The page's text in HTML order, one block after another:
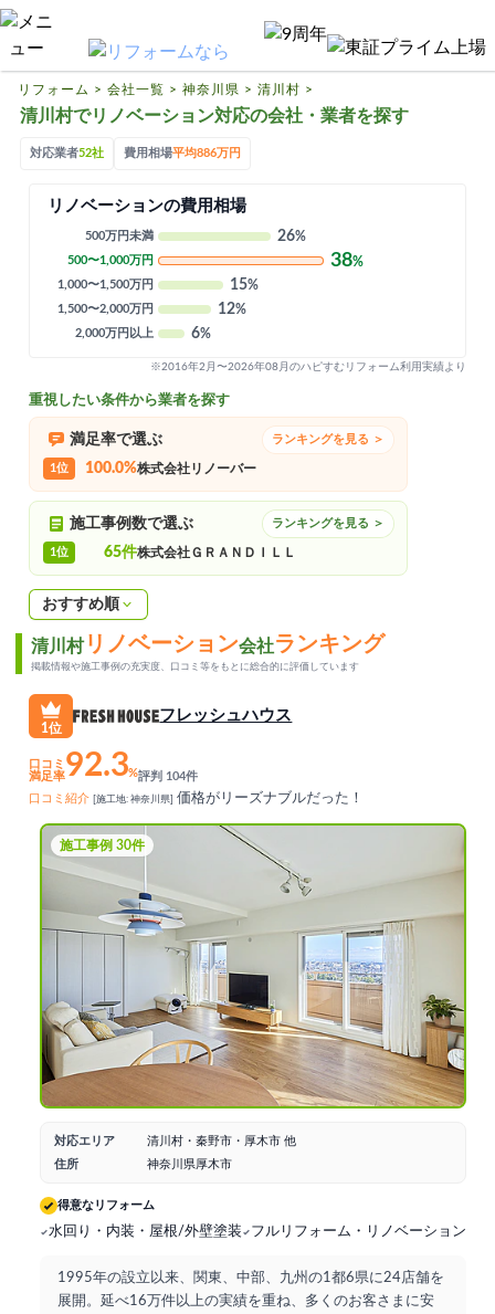
ハピすむリフォームとは
リフォームの基礎知識
リフォーム補助金
リフォーム会社一覧
閉じる
リフォーム > 会社一覧 > 神奈川県 > 清川村 >
清川村でリノベーション対応の会社・業者を探す
対応業者52社 費用相場平均886万円
リノベーションの費用相場
500万円未満 26%
500〜1,000万円 38%
1,000〜1,500万円 15%
1,500〜2,000万円 12%
2,000万円以上 6%
※2016年2月〜2026年08月のハピすむリフォーム利用実績より
重視したい条件から業者を探す
満足率で選ぶ ランキングを見る ＞
1位 100.0%株式会社リノーバー
施工事例数で選ぶ ランキングを見る ＞
1位 65件株式会社ＧＲＡＮＤＩＬＬ
おすすめ順
清川村リノベーション会社ランキング
掲載情報や施工事例の充実度、口コミ等をもとに総合的に評価しています
1位
フレッシュハウス
口コミ
満足率92.3%評判 104件
口コミ紹介
[施工地: 神奈川県] 価格がリーズナブルだった！
施工事例 30件
対応エリア
清川村・秦野市・厚木市 他
住所
神奈川県厚木市
得意なリフォーム
水回り・内装・屋根/外壁塗装 フルリフォーム・リノベーション
1995年の設立以来、関東、中部、九州の1都6県に24店舗を
展開。延べ16万件以上の実績を重ね、多くのお客さまに安